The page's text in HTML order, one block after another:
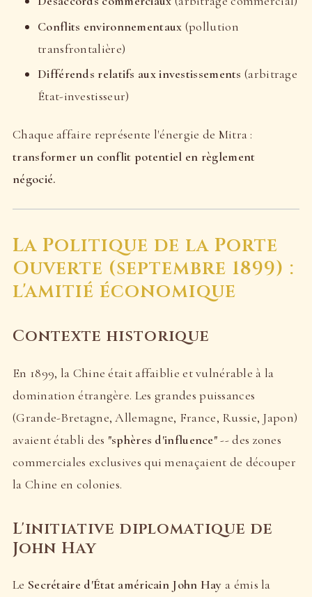
Conflits environnementaux (pollution
transfrontalière)
Différends relatifs aux investissements (arbitrage
État-investisseur)
Chaque affaire représente l'énergie de Mitra :
transformer un conflit potentiel en règlement
négocié.
La Politique de la Porte
Ouverte (septembre 1899) :
l'amitié économique
Contexte historique
En 1899, la Chine était affaiblie et vulnérable à la
domination étrangère. Les grandes puissances
(Grande-Bretagne, Allemagne, France, Russie, Japon)
avaient établi des "sphères d'influence"-- des zones
commerciales exclusives qui menaçaient de découper
la Chine en colonies.
L'initiative diplomatique de
John Hay
Le Secrétaire d'État américain John Hay a émis la